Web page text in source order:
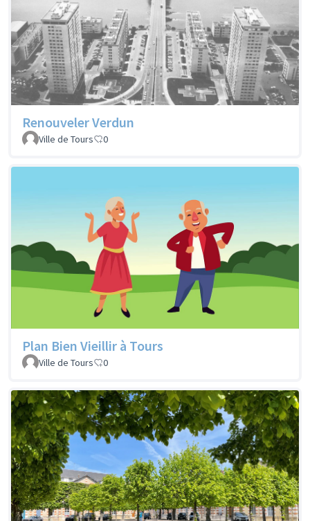
Renouveler Verdun
Ville de Tours 0
Plan Bien Vieillir à Tours
Ville de Tours 0